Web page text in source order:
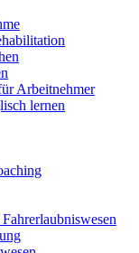
Arbeitnehmer
lernen